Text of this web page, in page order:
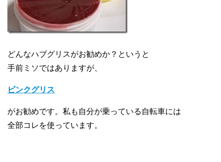
どんなハブグリスがお勧めか？というと
手前ミソではありますが、
ピンクグリス
がお勧めです。私も自分が乗っている自転車には
全部コレを使っています。